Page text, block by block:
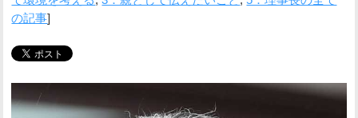
の記事]